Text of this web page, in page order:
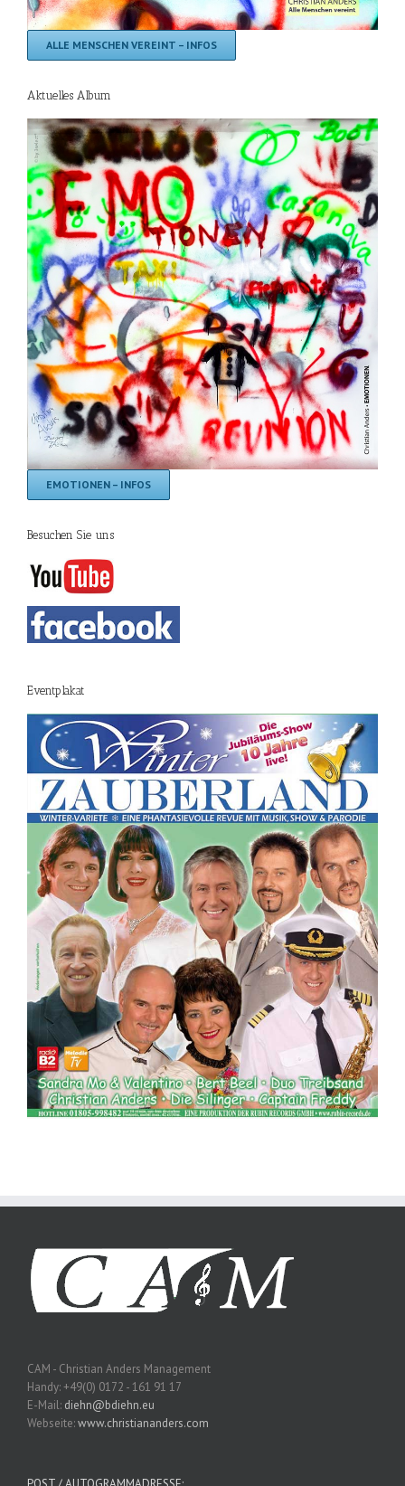
ALLE MENSCHEN VEREINT – INFOS
Aktuelles Album
EMOTIONEN – INFOS
Besuchen Sie uns
Eventplakat
CAM - Christian Anders Management
Handy: +49(0) 0172 - 161 91 17
E-Mail: diehn@bdiehn.eu
Webseite:www.christiananders.com